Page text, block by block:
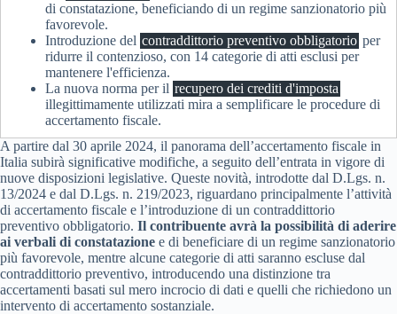
di constatazione, beneficiando di un regime sanzionatorio più
favorevole.
Introduzione del contraddittorio preventivo obbligatorio per
ridurre il contenzioso, con 14 categorie di atti esclusi per
mantenere l'efficienza.
La nuova norma per il recupero dei crediti d'imposta
illegittimamente utilizzati mira a semplificare le procedure di
accertamento fiscale.
A partire dal 30 aprile 2024, il panorama dell’accertamento fiscale in
Italia subirà significative modifiche, a seguito dell’entrata in vigore di
nuove disposizioni legislative. Queste novità, introdotte dal D.Lgs. n.
13/2024 e dal D.Lgs. n. 219/2023, riguardano principalmente l’attività
di accertamento fiscale e l’introduzione di un contraddittorio
preventivo obbligatorio. Il contribuente avrà la possibilità di aderire
ai verbali di constatazione e di beneficiare di un regime sanzionatorio
più favorevole, mentre alcune categorie di atti saranno escluse dal
contraddittorio preventivo, introducendo una distinzione tra
accertamenti basati sul mero incrocio di dati e quelli che richiedono un
intervento di accertamento sostanziale.